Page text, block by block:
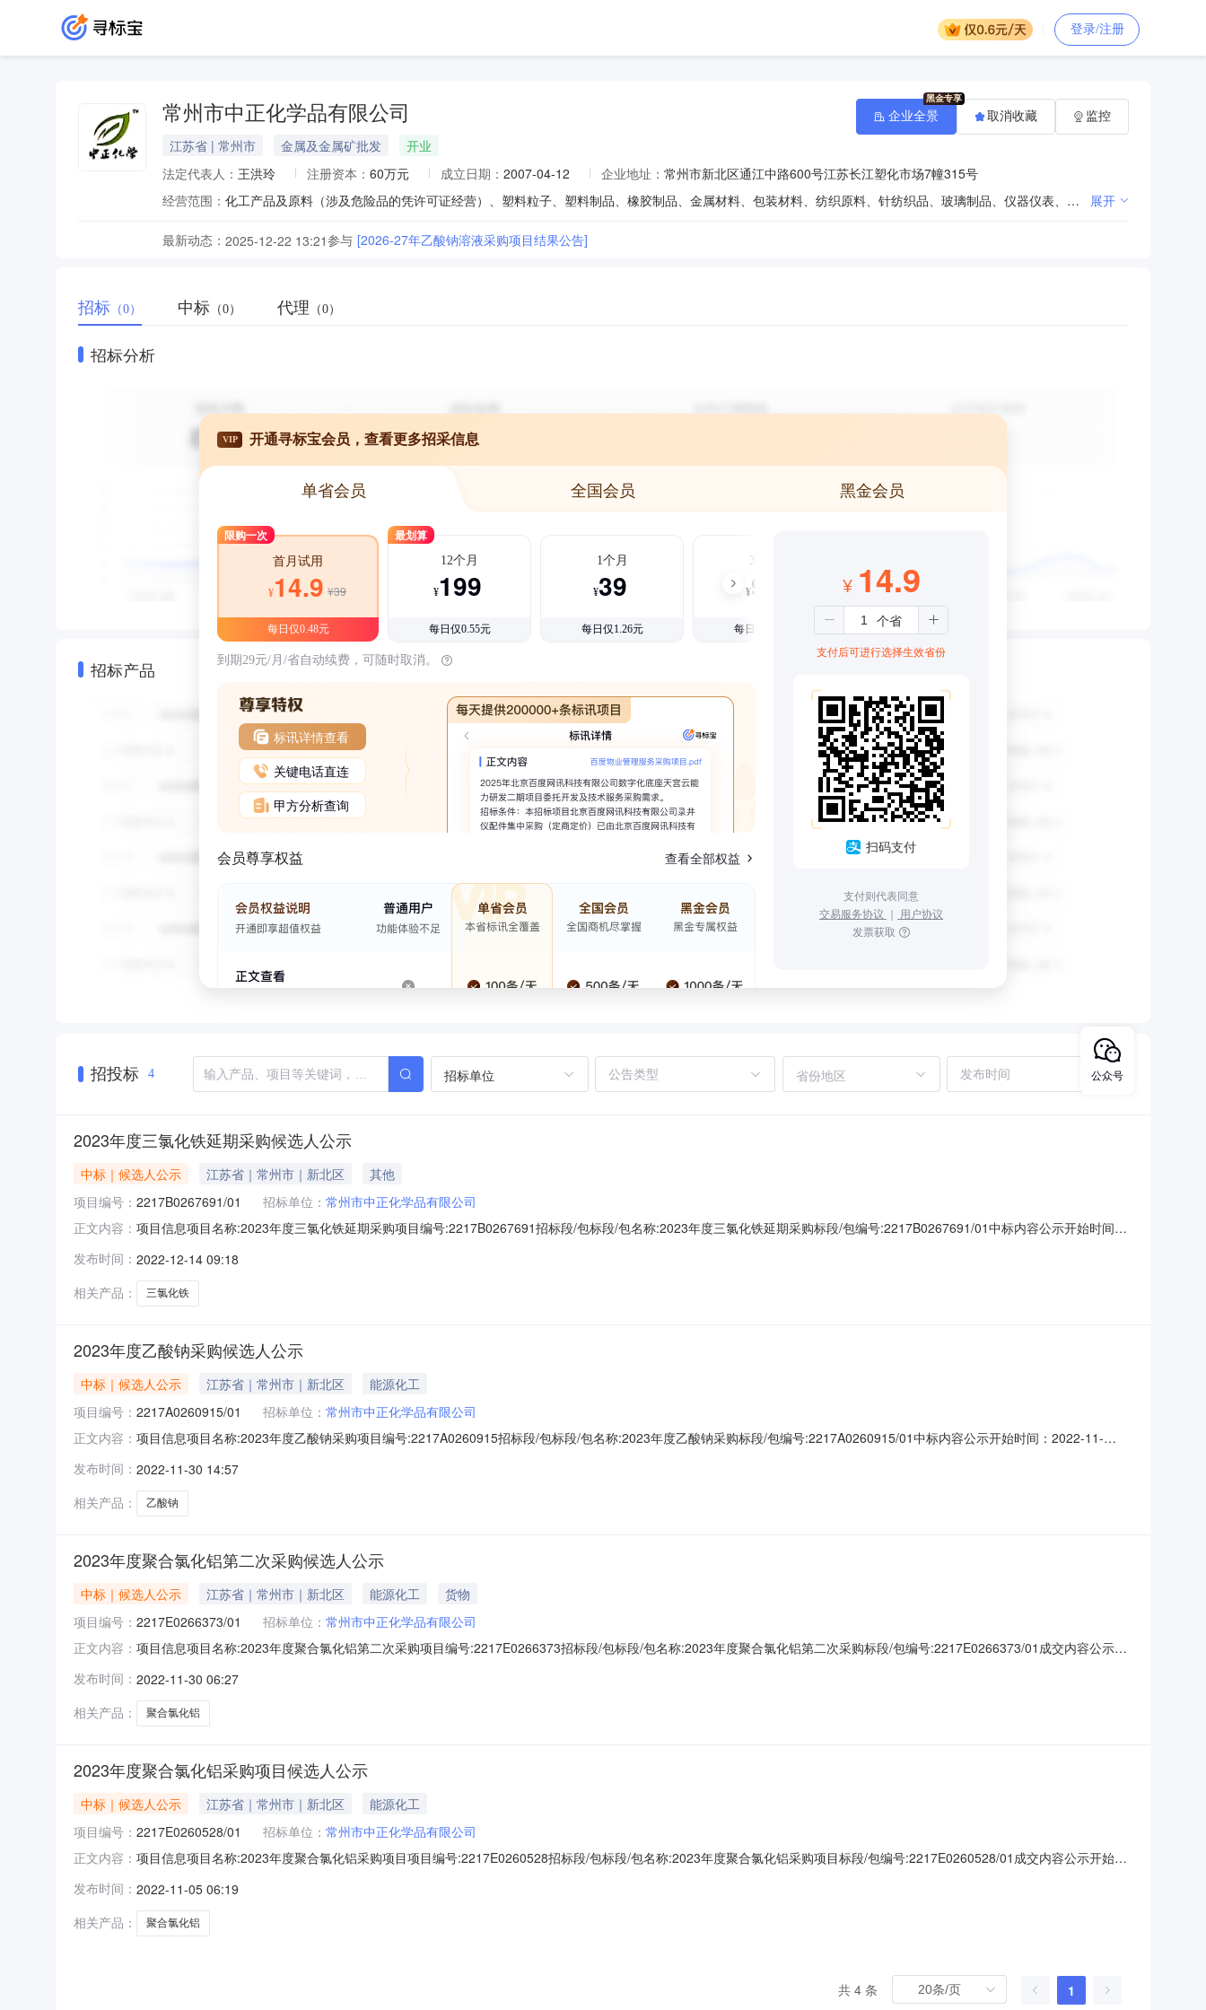
登录/注册
常州市中正化学品有限公司
江苏省 | 常州市 金属及金属矿批发
开业
法定代表人： 王洪玲 注册资本： 60万元 成立日期： 2007-04-12 企业地址： 常州市新北区通江中路600号江苏长江塑化市场7幢315号
经营范围：
化工产品及原料（涉及危险品的凭许可证经营）、塑料粒子、塑料制品、橡胶制品、金属材料、包装材料、纺织原料、针纺织品、玻璃制品、仪器仪表、五金、交电、电器机械及器材的销售。（依法须经批准的项目，经相关部门批准后方可开展经营活动）许可项目：道路货物运输（不含危险货物）（依法须经批准的项目，经相关部门批准后方可开展经营活动，具体经营项目以审批结果为准） 展开
最新动态： 2025-12-22 13:21参与 [2026-27年乙酸钠溶液采购项目结果公告]
企业全景 取消收藏 监控
招标 （0） 中标 （0） 代理 （0）
招标分析
招标产品
VIP 开通寻标宝会员，查看更多招采信息
单省会员 全国会员 黑金会员
限购一次
首月试用
¥14.9 ¥39
每日仅0.48元
最划算
12个月
¥199
每日仅0.55元
1个月
¥39
每日仅1.26元
3个月
¥99
每日仅1.08元
到期29元/月/省自动续费，可随时取消。
标讯详情查看
关键电话直连
甲方分析查询
会员尊享权益 查看全部权益
¥ 14.9
支付后可进行选择生效省份
扫码支付
支付则代表同意
交易服务协议 ｜ 用户协议
发票获取
招投标 4 招标单位 省份地区
2023年度三氯化铁延期采购候选人公示
中标｜候选人公示 江苏省｜常州市｜新北区
其他
项目编号： 2217B0267691/01 招标单位： 常州市中正化学品有限公司
正文内容： 项目信息项目名称:2023年度三氯化铁延期采购项目编号:2217B0267691招标段/包标段/包名称:2023年度三氯化铁延期采购标段/包编号:2217B0267691/01中标内容公示开始时间：
项：
发布时间： 2022-12-14 09:18
相关产品：
三氯化铁
2023年度乙酸钠采购候选人公示
中标｜候选人公示 江苏省｜常州市｜新北区
能源化工
项目编号： 2217A0260915/01 招标单位： 常州市中正化学品有限公司
正文内容： 项目信息项目名称:2023年度乙酸钠采购项目编号:2217A0260915招标段/包标段/包名称:2023年度乙酸钠采购标段/包编号:2217A0260915/01中标内容公示开始时间：2022-11-
发布时间： 2022-11-30 14:57
相关产品：
乙酸钠
2023年度聚合氯化铝第二次采购候选人公示
中标｜候选人公示 江苏省｜常州市｜新北区 能源化工
货物
项目编号： 2217E0266373/01 招标单位： 常州市中正化学品有限公司
正文内容： 项目信息项目名称:2023年度聚合氯化铝第二次采购项目编号:2217E0266373招标段/包标段/包名称:2023年度聚合氯化铝第二次采购标段/包编号:2217E0266373/01成交内容公示开
416其他事项：
发布时间： 2022-11-30 06:27
相关产品：
聚合氯化铝
2023年度聚合氯化铝采购项目候选人公示
中标｜候选人公示 江苏省｜常州市｜新北区
能源化工
项目编号： 2217E0260528/01 招标单位： 常州市中正化学品有限公司
正文内容： 项目信息项目名称:2023年度聚合氯化铝采购项目项目编号:2217E0260528招标段/包标段/包名称:2023年度聚合氯化铝采购项目标段/包编号:2217E0260528/01成交内容公示开始时
他事项：
发布时间： 2022-11-05 06:19
相关产品：
聚合氯化铝
共 4 条 1
公众号